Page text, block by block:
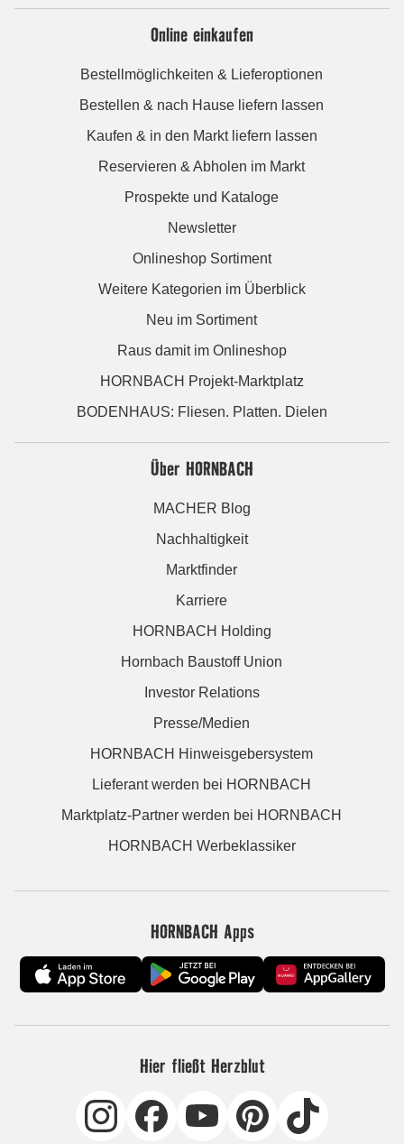
Online einkaufen
Bestellmöglichkeiten & Lieferoptionen
Bestellen & nach Hause liefern lassen
Kaufen & in den Markt liefern lassen
Reservieren & Abholen im Markt
Prospekte und Kataloge
Newsletter
Onlineshop Sortiment
Weitere Kategorien im Überblick
Neu im Sortiment
Raus damit im Onlineshop
HORNBACH Projekt-Marktplatz
BODENHAUS: Fliesen. Platten. Dielen
Über HORNBACH
MACHER Blog
Nachhaltigkeit
Marktfinder
Karriere
HORNBACH Holding
Hornbach Baustoff Union
Investor Relations
Presse/Medien
HORNBACH Hinweisgebersystem
Lieferant werden bei HORNBACH
Marktplatz-Partner werden bei HORNBACH
HORNBACH Werbeklassiker
HORNBACH Apps
Hier fließt Herzblut